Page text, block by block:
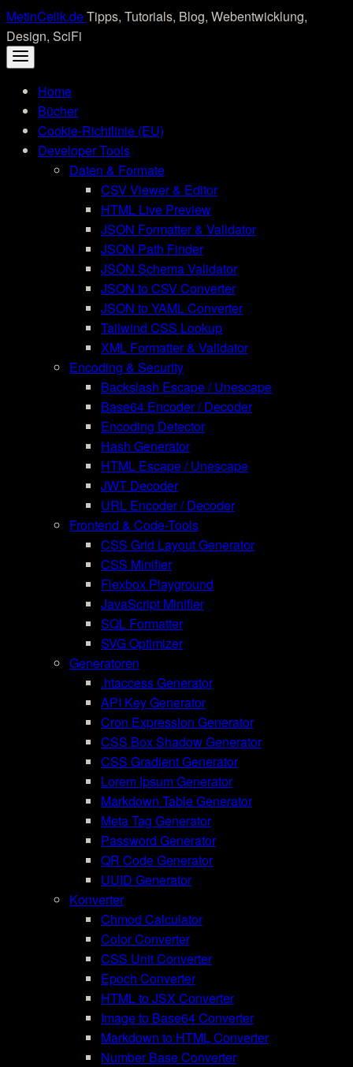
Skip
to
content
MetinCelik.deTipps, Tutorials, Blog, Webentwicklung,
Design, SciFi
Home
Bücher
Cookie-Richtlinie (EU)
Developer Tools
Daten & Formate
CSV Viewer & Editor
HTML Live Preview
JSON Formatter & Validator
JSON Path Finder
JSON Schema Validator
JSON to CSV Converter
JSON to YAML Converter
Tailwind CSS Lookup
XML Formatter & Validator
Encoding & Security
Backslash Escape / Unescape
Base64 Encoder / Decoder
Encoding Detector
Hash Generator
HTML Escape / Unescape
JWT Decoder
URL Encoder / Decoder
Frontend & Code-Tools
CSS Grid Layout Generator
CSS Minifier
Flexbox Playground
JavaScript Minifier
SQL Formatter
SVG Optimizer
Generatoren
.htaccess Generator
API Key Generator
Cron Expression Generator
CSS Box Shadow Generator
CSS Gradient Generator
Lorem Ipsum Generator
Markdown Table Generator
Meta Tag Generator
Password Generator
QR Code Generator
UUID Generator
Konverter
Chmod Calculator
Color Converter
CSS Unit Converter
Epoch Converter
HTML to JSX Converter
Image to Base64 Converter
Markdown to HTML Converter
Number Base Converter